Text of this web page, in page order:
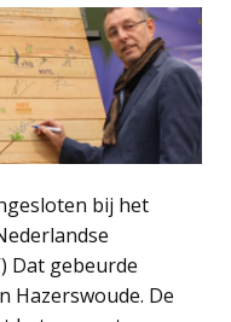
bij het
Dat gebeurde
Hazerswoude. De